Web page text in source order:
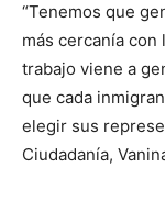
“Tenemos que
más cercanía
trabajo viene a
que cada
elegir sus
Ciudadanía,